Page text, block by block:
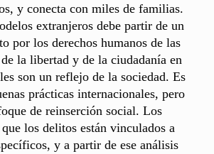
y conecta con miles de familias.
extranjeros debe partir de un
por los derechos humanos de las
la libertad y de la ciudadanía en
son un reflejo de la sociedad. Es
prácticas internacionales, pero
de reinserción social. Los
los delitos están vinculados a
y a partir de ese análisis